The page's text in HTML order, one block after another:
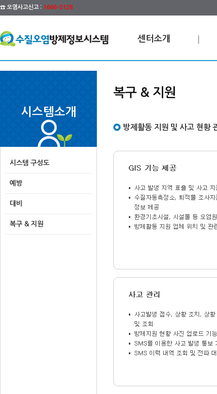
☎ 오염사고신고 : 1666-0128
센터소개
시스템소개
시스템 구성도
예방
대비
복구 & 지원
복구 & 지원
방제활동 지원 및 사고 현황